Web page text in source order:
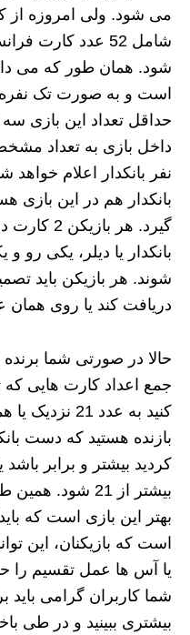
می شود. ولی امروزه از
شامل 52 عدد
است و به صورت تک نفره
حداقل تعداد این بازی
داخل بازی به تعداد
نفر بانکدار اعلام
بانکدار هم در این
گیرد. هر
بانکدار یا دیلر، یکی
شوند. هر بازیکن باید
دریافت کند یا روی همان
حالا در صورتی شما
جمع اعداد کارت هایی
کنید به عدد
بازنده هستید که دست
کردید بیشتر و برابر
بیشتر از 21
بهتر این بازی است که
است که بازیکنان، این
شما کاربران گرامی
بیشتری ببینید و در طی